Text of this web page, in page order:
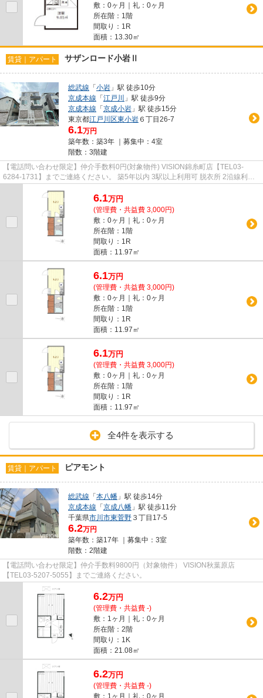
敷：0ヶ月｜礼：0ヶ月
所在階：1階
間取り：1R
面積：13.30㎡
賃貸｜アパート サザンロード小岩Ⅱ
総武線 「小岩 」駅 徒歩10分
京成本線 「江戸川
」駅 徒歩9分
京成本線 「京成小岩 」駅 徒歩15分
東京都江戸川区東小岩 ６丁目26-7
6.1万円
築年数：築3年 ｜募集中： 4室
階数：3階建
【電話問い合わせ限定】仲介手数料0円(対象物件) VISION錦糸町店【TEL03-
6284-1731】までご連絡ください。 築5年以内 3駅以上利用可 脱衣所 2沿線利用
可 冷蔵庫
6.1万円
(管理費・共益費 3,000円)
敷：0ヶ月｜礼：0ヶ月
所在階：1階
間取り：1R
面積：11.97㎡
6.1万円
(管理費・共益費 3,000円)
敷：0ヶ月｜礼：0ヶ月
所在階：1階
間取り：1R
面積：11.97㎡
6.1万円
(管理費・共益費 3,000円)
敷：0ヶ月｜礼：0ヶ月
所在階：1階
間取り：1R
面積：11.97㎡
全4件を表示する
賃貸｜アパート ピアモント
総武線 「本八幡 」駅 徒歩14分
京成本線 「京成八幡 」駅 徒歩11分
千葉県市川市東菅野 ３丁目17-5
6.2万円
築年数：築17年 ｜募集中： 3室
階数：2階建
【電話問い合わせ限定】仲介手数料9800円（対象物件） VISION秋葉原店
【TEL03-5207-5055】までご連絡ください。
6.2万円
(管理費・共益費 -)
敷：1ヶ月｜礼：0ヶ月
所在階：2階
間取り：1K
面積：21.08㎡
6.2万円
(管理費・共益費 -)
敷：1ヶ月｜礼：0ヶ月